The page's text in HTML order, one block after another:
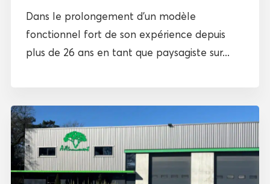
Dans le prolongement d’un modèle
fonctionnel fort de son expérience depuis
plus de 26 ans en tant que paysagiste sur...